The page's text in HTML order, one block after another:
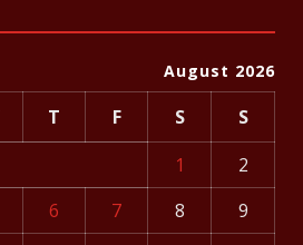
August 2026
T F S
S
1
2
6 7 8
9